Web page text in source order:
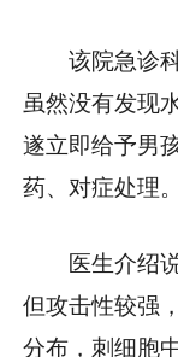
该院急诊
虽然没有发现
遂立即给予男
药、对症处理。
医生介绍
但攻击性较强
分布，刺细胞